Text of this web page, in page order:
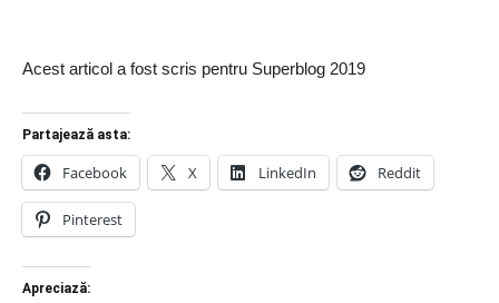
Acest articol a fost scris pentru Superblog 2019
Partajează asta:
Facebook X LinkedIn Reddit
Pinterest
Apreciază: